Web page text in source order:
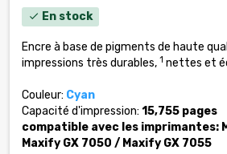
check En stock
Encre à base de pigments de haute
impressions très durables, 1 nettes et
Couleur: Cyan
Capacité d'impression: 15,755 pages
compatible avec les imprimantes:
Maxify GX 7050 / Maxify GX 7055